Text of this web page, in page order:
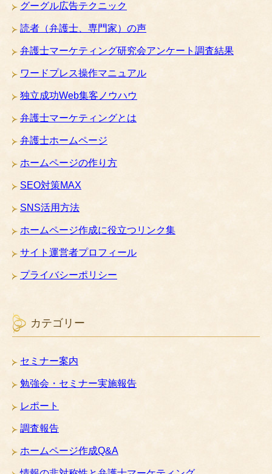
グーグル広告テクニック
読者（弁護士、専門家）の声
弁護士マーケティング研究会アンケート調査結果
ワードプレス操作マニュアル
独立成功Web集客ノウハウ
弁護士マーケティングとは
弁護士ホームページ
ホームページの作り方
SEO対策MAX
SNS活用方法
ホームページ作成に役立つリンク集
サイト運営者プロフィール
プライバシーポリシー
カテゴリー
セミナー案内
勉強会・セミナー実施報告
レポート
調査報告
ホームページ作成Q&A